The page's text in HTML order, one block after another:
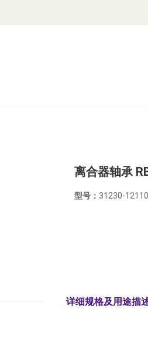
离合器轴承
型号： 31230-12110
详细规格及用途描